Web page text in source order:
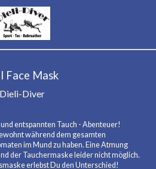
Face Mask
Dieli-Diver
entspannten Tauch - Abenteuer!
während dem gesamten
im Mund zu haben. Eine Atmung
der Tauchermaske leider nicht möglich.
erlebst Du den Unterschied!